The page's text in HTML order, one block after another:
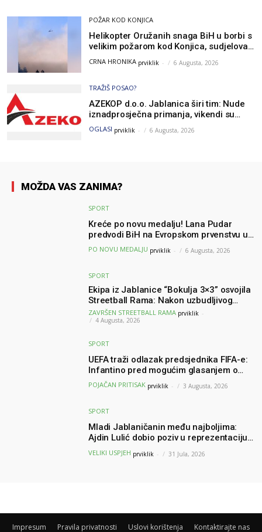
POŽAR KOD KONJICA
Helikopter Oružanih snaga BiH u borbi s
velikim požarom kod Konjica, sudjelovao
i Air Tractor
CRNA HRONIKA prviklik - 6 Augusta, 2026
TRAŽIŠ POSAO?
AZEKOP d.o.o. Jablanica širi tim: Nude
iznadprosječna primanja, vikendi su
slobodni, traži se više radnika
OGLASI prviklik - 6 Augusta, 2026
MOŽDA VAS ZANIMA?
SPORT
Kreće po novu medalju! Lana Pudar
predvodi BiH na Evropskom prvenstvu u
Parizu
PO NOVU MEDALJU prviklik - 6 Augusta, 2026
SPORT
Ekipa iz Jablanice “Bokulja 3×3” osvojila
Streetball Rama: Nakon uzbudljivog
finala poznati svi pobjednici turnira
ZAVRŠEN STREETBALL RAMA prviklik -
4 Augusta, 2026
SPORT
UEFA traži odlazak predsjednika FIFA-e:
Infantino pred mogućim glasanjem o
nepovjerenju
POJAČAN PRITISAK prviklik - 3 Augusta, 2026
SPORT
Mladi Jablaničanin među najboljima:
Ajdin Lulić dobio poziv u reprezentaciju
BiH – branit će boje BiH na Slovenia Ball
VELIKI USPJEH prviklik - 31 Jula, 2026
Impresum Pravila privatnosti Uslovi korištenja Kontaktirajte nas